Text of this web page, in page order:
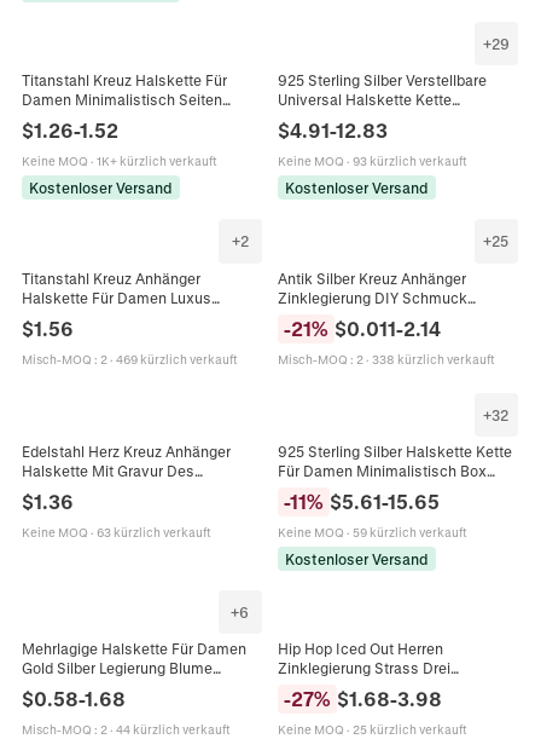
Titanstahl Kreuz Halskette Für
Damen Minimalistisch Seiten
Vertikal Gold Silber Galvanisiert
Elegant Täglich Mode Schmuck
$1.26-1.52
Keine MOQ · 1K+ kürzlich verkauft
Kostenloser Versand
+29
925 Sterling Silber Verstellbare
Universal Halskette Kette
Schiebestift Für Anhänger Dünne
Box Chopin Kreuz Schlangen
Schmuck
$4.91-12.83
Keine MOQ · 93 kürzlich verkauft
Kostenloser Versand
+2
Titanstahl Kreuz Anhänger
Halskette Für Damen Luxus
Gold Silber Mode Schmuck
Halsketten
$1.56
Misch-MOQ : 2· 469 kürzlich verkauft
+25
Antik Silber Kreuz Anhänger
Zinklegierung DIY Schmuck
Für Halsketten Schlüsselanhänger
Basteln
-21% $0.011-2.14
Misch-MOQ : 2· 338 kürzlich verkauft
Edelstahl Herz Kreuz Anhänger
Halskette Mit Gravur Des
Vaterunser Religiöser
Gedenkschmuck Für Herren
Damen Gold Silber
$1.36
Keine MOQ · 63 kürzlich verkauft
+32
925 Sterling Silber Halskette Kette
Für Damen Minimalistisch Box
Kreuz Wasserwelle Starry Link
Verstellbarer Choker
-11% $5.61-15.65
Keine MOQ · 59 kürzlich verkauft
Kostenloser Versand
+6
Mehrlagige Halskette Für Damen
Gold Silber Legierung Blume
Seestern Schmetterling Muschel
Kreuz Künstliche Barockperle Boho
Vintage Schmuck
$0.58-1.68
Misch-MOQ : 2· 44 kürzlich verkauft
Hip Hop Iced Out Herren
Zinklegierung Strass Drei
Ineinandergreifende Kreuze
Anhänger Halskette Mit
Panzerkette Gold Silber Schmuck
-27% $1.68-3.98
Keine MOQ · 25 kürzlich verkauft